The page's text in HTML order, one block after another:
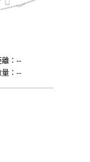
離：--
量：--